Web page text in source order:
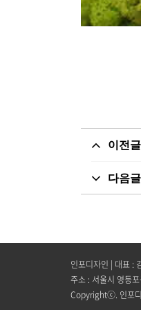
이전글
다음글
인포디자인 | 대표 :
주소 : 서울시 영등
Copyrightⓒ. 인포